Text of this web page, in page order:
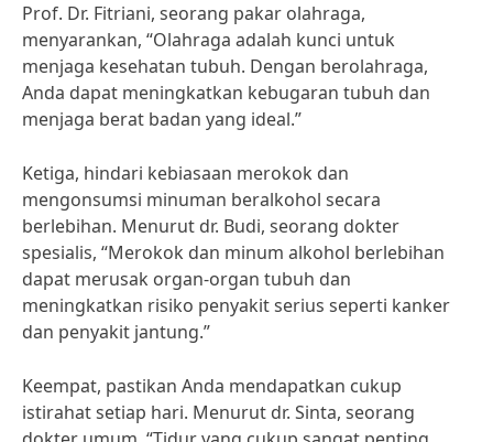
Prof. Dr. Fitriani, seorang pakar olahraga,
menyarankan, “Olahraga adalah kunci untuk
menjaga kesehatan tubuh. Dengan berolahraga,
Anda dapat meningkatkan kebugaran tubuh dan
menjaga berat badan yang ideal.”
Ketiga, hindari kebiasaan merokok dan
mengonsumsi minuman beralkohol secara
berlebihan. Menurut dr. Budi, seorang dokter
spesialis, “Merokok dan minum alkohol berlebihan
dapat merusak organ-organ tubuh dan
meningkatkan risiko penyakit serius seperti kanker
dan penyakit jantung.”
Keempat, pastikan Anda mendapatkan cukup
istirahat setiap hari. Menurut dr. Sinta, seorang